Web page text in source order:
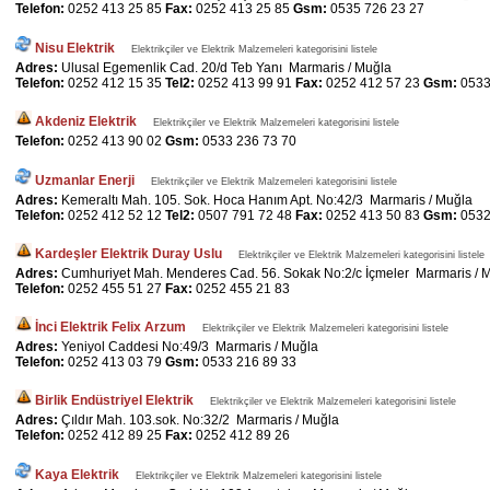
Telefon: 0252 413 25 85 Fax: 0252 413 25 85 Gsm: 0535 726 23 27
Nisu Elektrik Elektrikçiler ve Elektrik Malzemeleri kategorisini listele
Adres: Ulusal Egemenlik Cad. 20/d Teb Yanı Marmaris / Muğla
Telefon: 0252 412 15 35 Tel2: 0252 413 99 91 Fax: 0252 412 57 23 Gsm:
Akdeniz Elektrik Elektrikçiler ve Elektrik Malzemeleri kategorisini listele
Telefon: 0252 413 90 02 Gsm: 0533 236 73 70
Uzmanlar Enerji Elektrikçiler ve Elektrik Malzemeleri kategorisini listele
Adres: Kemeraltı Mah. 105. Sok. Hoca Hanım Apt. No:42/3 Marmaris / Muğla
Telefon: 0252 412 52 12 Tel2: 0507 791 72 48 Fax: 0252 413 50 83 Gsm:
Kardeşler Elektrik Duray Uslu Elektrikçiler ve Elektrik Malzemeleri kategorisini listele
Adres: Cumhuriyet Mah. Menderes Cad. 56. Sokak No:2/c İçmeler Marmaris /
Telefon: 0252 455 51 27 Fax: 0252 455 21 83
İnci Elektrik Felix Arzum Elektrikçiler ve Elektrik Malzemeleri kategorisini listele
Adres: Yeniyol Caddesi No:49/3 Marmaris / Muğla
Telefon: 0252 413 03 79 Gsm: 0533 216 89 33
Birlik Endüstriyel Elektrik Elektrikçiler ve Elektrik Malzemeleri kategorisini listele
Adres: Çıldır Mah. 103.sok. No:32/2 Marmaris / Muğla
Telefon: 0252 412 89 25 Fax: 0252 412 89 26
Kaya Elektrik Elektrikçiler ve Elektrik Malzemeleri kategorisini listele